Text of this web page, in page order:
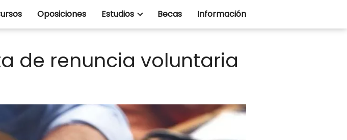
Oposiciones Estudios Becas Información
de renuncia voluntaria